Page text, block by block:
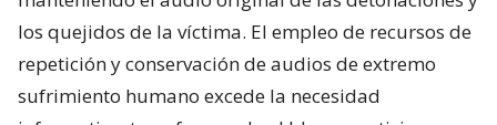
los quejidos de la víctima. El empleo de recursos de
repetición y conservación de audios de extremo
sufrimiento humano excede la necesidad